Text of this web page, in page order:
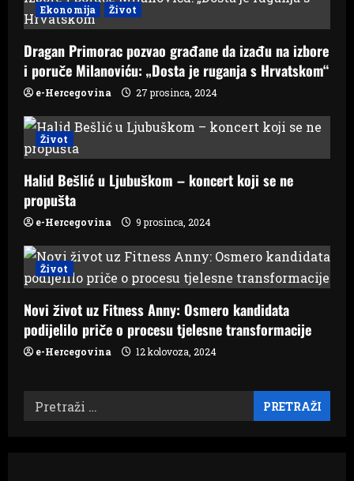
a
t
i
o
n
Ekonomija Život
Dragan Primorac pozvao građane da izađu na izbore
i poruče Milanoviću: „Dosta je ruganja s Hrvatskom“
e-Hercegovina 27 prosinca, 2024
Život
Halid Bešlić u Ljubuškom – koncert koji se ne
propušta
e-Hercegovina 9 prosinca, 2024
Život
Novi život uz Fitness Anny: Osmero kandidata
podijelilo priče o procesu tjelesne transformacije
e-Hercegovina 12 kolovoza, 2024
Pretraži: